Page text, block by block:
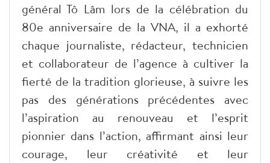
général Tô Lâm lors de la célébration du
80e anniversaire de la VNA, il a exhorté
chaque journaliste, rédacteur, technicien
et collaborateur de l’agence à cultiver la
fierté de la tradition glorieuse, à suivre les
pas des générations précédentes avec
l’aspiration au renouveau et l’esprit
pionnier dans l’action, affirmant ainsi leur
courage, leur créativité et leur